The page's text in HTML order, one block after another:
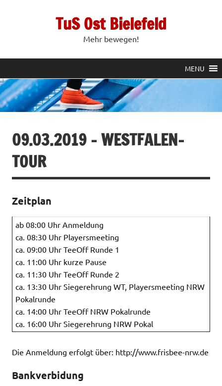
TuS Ost Bielefeld
Mehr bewegen!
MENU
09.03.2019 – WESTFALEN-
TOUR
Zeitplan
ab 08:00 Uhr Anmeldung
ca. 08:30 Uhr Playersmeeting
ca. 09:00 Uhr TeeOff Runde 1
ca. 11:00 Uhr kurze Pause
ca. 11:30 Uhr TeeOff Runde 2
ca. 13:30 Uhr Siegerehrung WT, Playersmeeting NRW
Pokalrunde
ca. 14:00 Uhr TeeOff NRW Pokalrunde
ca. 16:00 Uhr Siegerehrung NRW Pokal
Die Anmeldung erfolgt über: http://www.frisbee-nrw.de
Bankverbidung